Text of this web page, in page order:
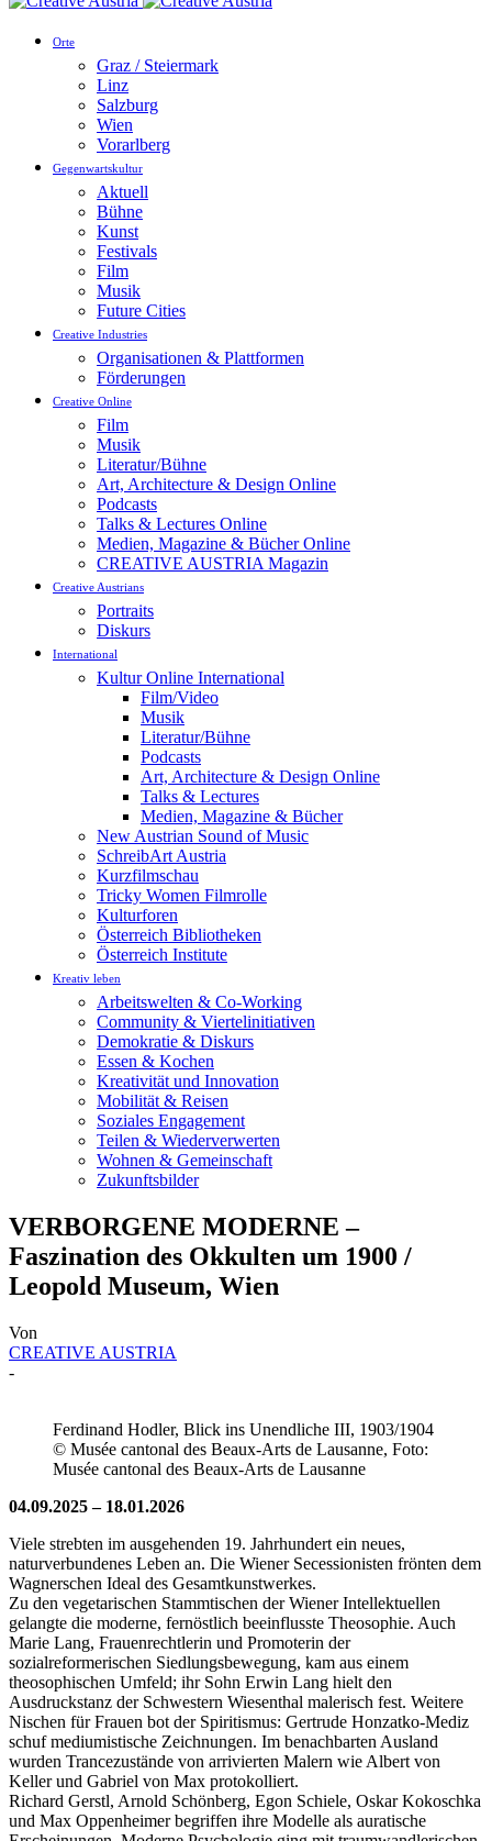
Orte
Graz / Steiermark
Linz
Salzburg
Wien
Vorarlberg
Gegenwartskultur
Aktuell
Bühne
Kunst
Festivals
Film
Musik
Future Cities
Creative Industries
Organisationen & Plattformen
Förderungen
Creative Online
Film
Musik
Literatur/Bühne
Art, Architecture & Design Online
Podcasts
Talks & Lectures Online
Medien, Magazine & Bücher Online
CREATIVE AUSTRIA Magazin
Creative Austrians
Portraits
Diskurs
International
Kultur Online International
Film/Video
Musik
Literatur/Bühne
Podcasts
Art, Architecture & Design Online
Talks & Lectures
Medien, Magazine & Bücher
New Austrian Sound of Music
SchreibArt Austria
Kurzfilmschau
Tricky Women Filmrolle
Kulturforen
Österreich Bibliotheken
Österreich Institute
Kreativ leben
Arbeitswelten & Co-Working
Community & Viertelinitiativen
Demokratie & Diskurs
Essen & Kochen
Kreativität und Innovation
Mobilität & Reisen
Soziales Engagement
Teilen & Wiederverwerten
Wohnen & Gemeinschaft
Zukunftsbilder
VERBORGENE MODERNE –
Faszination des Okkulten um 1900 /
Leopold Museum, Wien
Von
CREATIVE AUSTRIA
-
Ferdinand Hodler, Blick ins Unendliche III, 1903/1904
© Musée cantonal des Beaux-Arts de Lausanne, Foto:
Musée cantonal des Beaux-Arts de Lausanne
04.09.2025 – 18.01.2026
Viele strebten im ausgehenden 19. Jahrhundert ein neues,
naturverbundenes Leben an. Die Wiener Secessionisten frönten dem
Wagnerschen Ideal des Gesamtkunstwerkes.
Zu den vegetarischen Stammtischen der Wiener Intellektuellen
gelangte die moderne, fernöstlich beeinflusste Theosophie. Auch
Marie Lang, Frauenrechtlerin und Promoterin der
sozialreformerischen Siedlungsbewegung, kam aus einem
theosophischen Umfeld; ihr Sohn Erwin Lang hielt den
Ausdruckstanz der Schwestern Wiesenthal malerisch fest. Weitere
Nischen für Frauen bot der Spiritismus: Gertrude Honzatko-Mediz
schuf mediumistische Zeichnungen. Im benachbarten Ausland
wurden Trancezustände von arrivierten Malern wie Albert von
Keller und Gabriel von Max protokolliert.
Richard Gerstl, Arnold Schönberg, Egon Schiele, Oskar Kokoschka
und Max Oppenheimer begriffen ihre Modelle als auratische